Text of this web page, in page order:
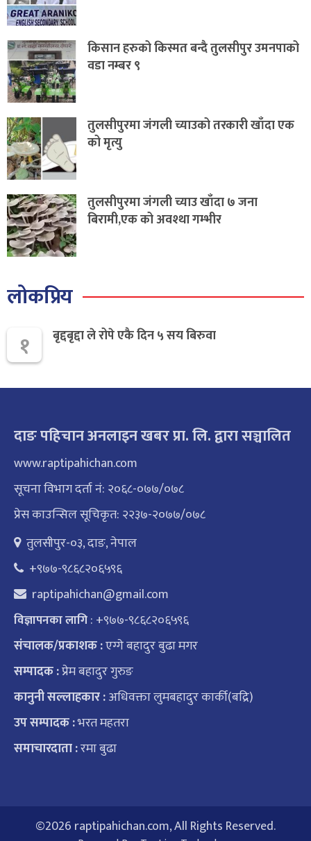
किसान हरुको किस्मत बन्दै तुलसीपुर उमनपाको
वडा नम्बर ९
तुलसीपुरमा जंगली च्याउको तरकारी खाँदा एक
को मृत्यु
तुलसीपुरमा जंगली च्याउ खाँदा ७ जना
बिरामी,एक को अवश्था गम्भीर
लोकप्रिय
१
बृद्दबृद्दा ले रोपे एकै दिन ५ सय बिरुवा
दाङ पहिचान अनलाइन खबर प्रा. लि. द्वारा सञ्चालित
www.raptipahichan.com
सूचना विभाग दर्ता नं: २०६८-०७७/०७८
प्रेस काउन्सिल सूचिकृत: २२३७-२०७७/०७८
तुलसीपुर-०३, दाङ, नेपाल
+९७७-९८६८२०६५९६
raptipahichan@gmail.com
विज्ञापनका लागि: +९७७-९८६८२०६५९६
संचालक/प्रकाशक :एग्गे बहादुर बुढा मगर
सम्पादक :प्रेम बहादुर गुरुङ
कानुनी सल्लाहकार :अधिवक्ता लुमबहादुर कार्की(बद्रि)
उप सम्पादक :भरत महतरा
समाचारदाता :रमा बुढा
©2026 raptipahichan.com, All Rights Reserved.